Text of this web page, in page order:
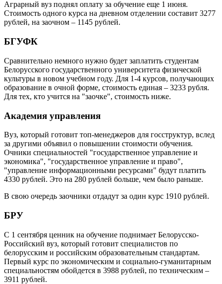
Аграрный вуз поднял оплату за обучение еще 1 июня.
Стоимость одного курса на дневном отделении составит 3277
рублей, на заочном – 1145 рублей.
БГУФК
Сравнительно немного нужно будет заплатить студентам
Белорусского государственного университета физической
культуры в новом учебном году. Для 1-4 курсов, получающих
образование в очной форме, стоимость единая – 3233 рубля.
Для тех, кто учится на "заочке", стоимость ниже.
Академия управления
Вуз, который готовит топ-менеджеров для госструктур, вслед
за другими объявил о повышении стоимости обучения.
Очники специальностей "государственное управление и
экономика", "государственное управление и право",
"управление информационными ресурсами" будут платить
4330 рублей. Это на 280 рублей больше, чем было раньше.
В свою очередь заочники отдадут за один курс 1910 рублей.
БРУ
С 1 сентября ценник на обучение поднимает Белорусско-
Российский вуз, который готовит специалистов по
белорусским и российским образовательным стандартам.
Первый курс по экономическим и социально-гуманитарным
специальностям обойдется в 3988 рублей, по техническим –
3911 рублей.